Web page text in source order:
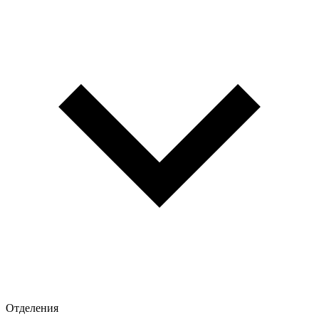
Отделения